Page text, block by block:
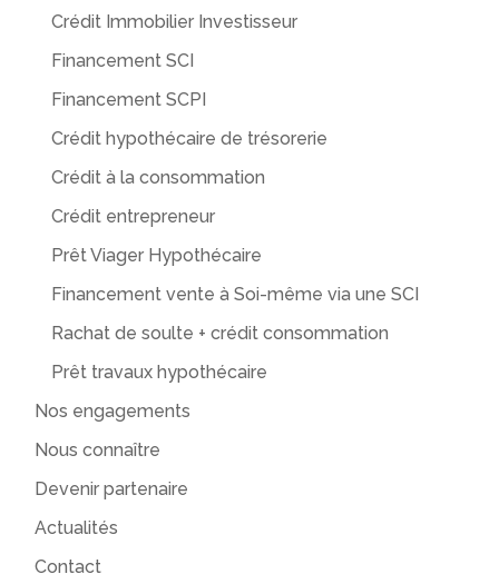
Crédit Immobilier Investisseur
Financement SCI
Financement SCPI
Crédit hypothécaire de trésorerie
Crédit à la consommation
Crédit entrepreneur
Prêt Viager Hypothécaire
Financement vente à Soi-même via une SCI
Rachat de soulte + crédit consommation
Prêt travaux hypothécaire
Nos engagements
Nous connaître
Devenir partenaire
Actualités
Contact